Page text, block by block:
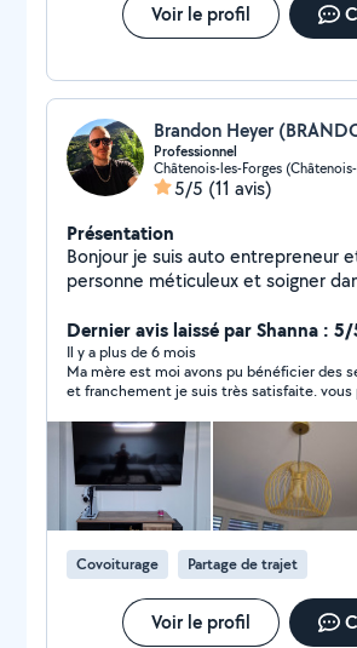
Voir le profil
Professionnel
5/5 (11 avis)
Présentation
Bonjour je suis auto entrepreneur
personne méticuleux et soigner
Airbnb, je peut vous faire du
entretien de jardin, du montage et
meuble, instalation de tv au mur et
courses, livret des colis je suis multi
de mes connaissances biens sur.
Dernier avis laissé par Shanna :
Il y a plus de 6 mois
Ma mère est moi avons pu bénéficier des
et franchement je suis très satisfaite. vous pouvez y aller les
passer. Conduite prudente, heure de
à dire vraiment. Brandon est un homme
sympathique. Je recommande fortement.
avec plaisir.
Covoiturage Partage de trajet
Voir le profil